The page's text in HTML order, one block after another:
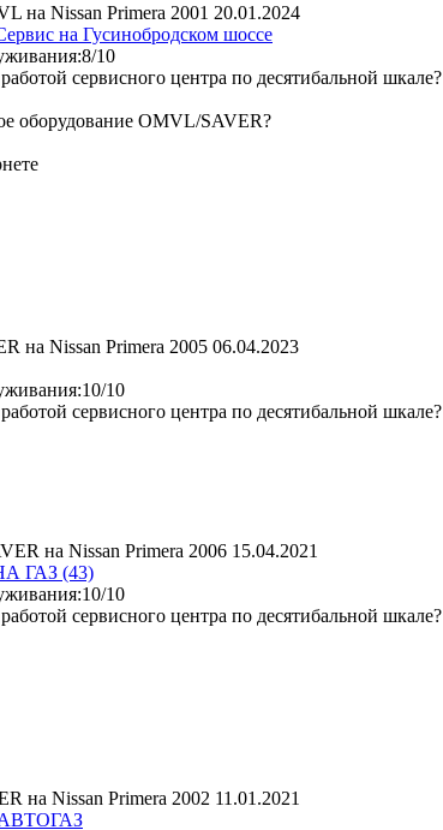
на Nissan Primera 2001 20.01.2024
на Гусинобродском шоссе
10
сервисного центра по десятибальной шкале?
оборудование OMVL/SAVER?
на Nissan Primera 2005 06.04.2023
10
сервисного центра по десятибальной шкале?
на Nissan Primera 2006 15.04.2021
ГАЗ (43)
10
сервисного центра по десятибальной шкале?
на Nissan Primera 2002 11.01.2021